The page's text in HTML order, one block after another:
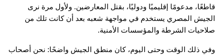
قاطعًا، مدعومًا إقليميًا ودوليًا، بقتل المعارضين. ولأول مرة نرى
الجيش المصري يستخدم في مواجهة شعبه بعد أن كانت تلك من
صلاحيات الشرطة والمؤسسات الأمنية.
وفي ذلك الوقت وحتى اليوم، كان منطق الجيش واضحًا: نحن أصحاب